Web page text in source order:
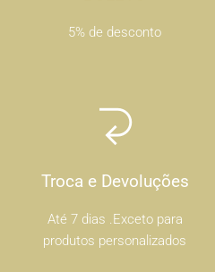
5% de desconto
Troca e Devoluções
Até 7 dias .Exceto para
produtos personalizados